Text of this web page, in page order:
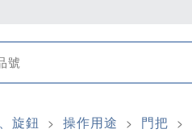
旋鈕 > 操作用途 > 門把 >